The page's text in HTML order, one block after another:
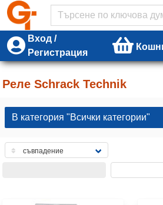
Вход /
Регистрация
Реле Schrack Technik
В категория "Всички категории"